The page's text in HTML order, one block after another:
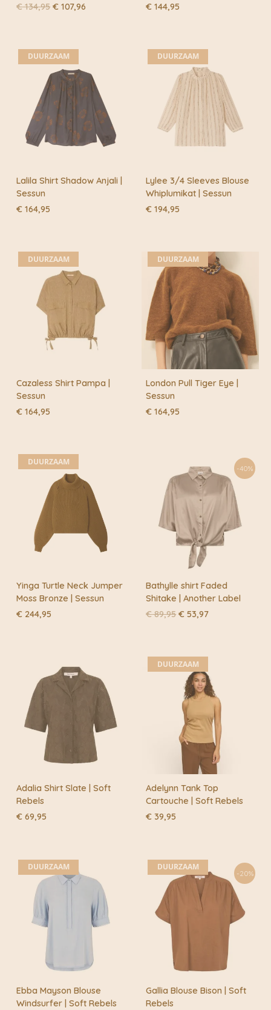
€134,95 Oorspronkelijke
€ 107,96 € 144,95
DUURZAAM
Lalila Shirt Shadow Anjali |
Sessun
€ 164,95
DUURZAAM
Lylee 3/4 Sleeves Blouse
Whiplumikat | Sessun
€ 194,95
DUURZAAM
Cazaless Shirt Pampa |
Sessun
€ 164,95
DUURZAAM
London Pull Tiger Eye |
Sessun
€ 164,95
DUURZAAM
Yinga Turtle Neck Jumper
Moss Bronze | Sessun
€ 244,95
-40%
Bathylle shirt Faded
Shitake | Another Label
€89,95 Oorspronkelijke
€ 53,97Huidige
Adalia Shirt Slate | Soft
Rebels
€ 69,95
DUURZAAM
Adelynn Tank Top
Cartouche | Soft Rebels
€ 39,95
DUURZAAM
Ebba Mayson Blouse
Windsurfer | Soft Rebels
-20%
DUURZAAM
Gallia Blouse Bison | Soft
Rebels